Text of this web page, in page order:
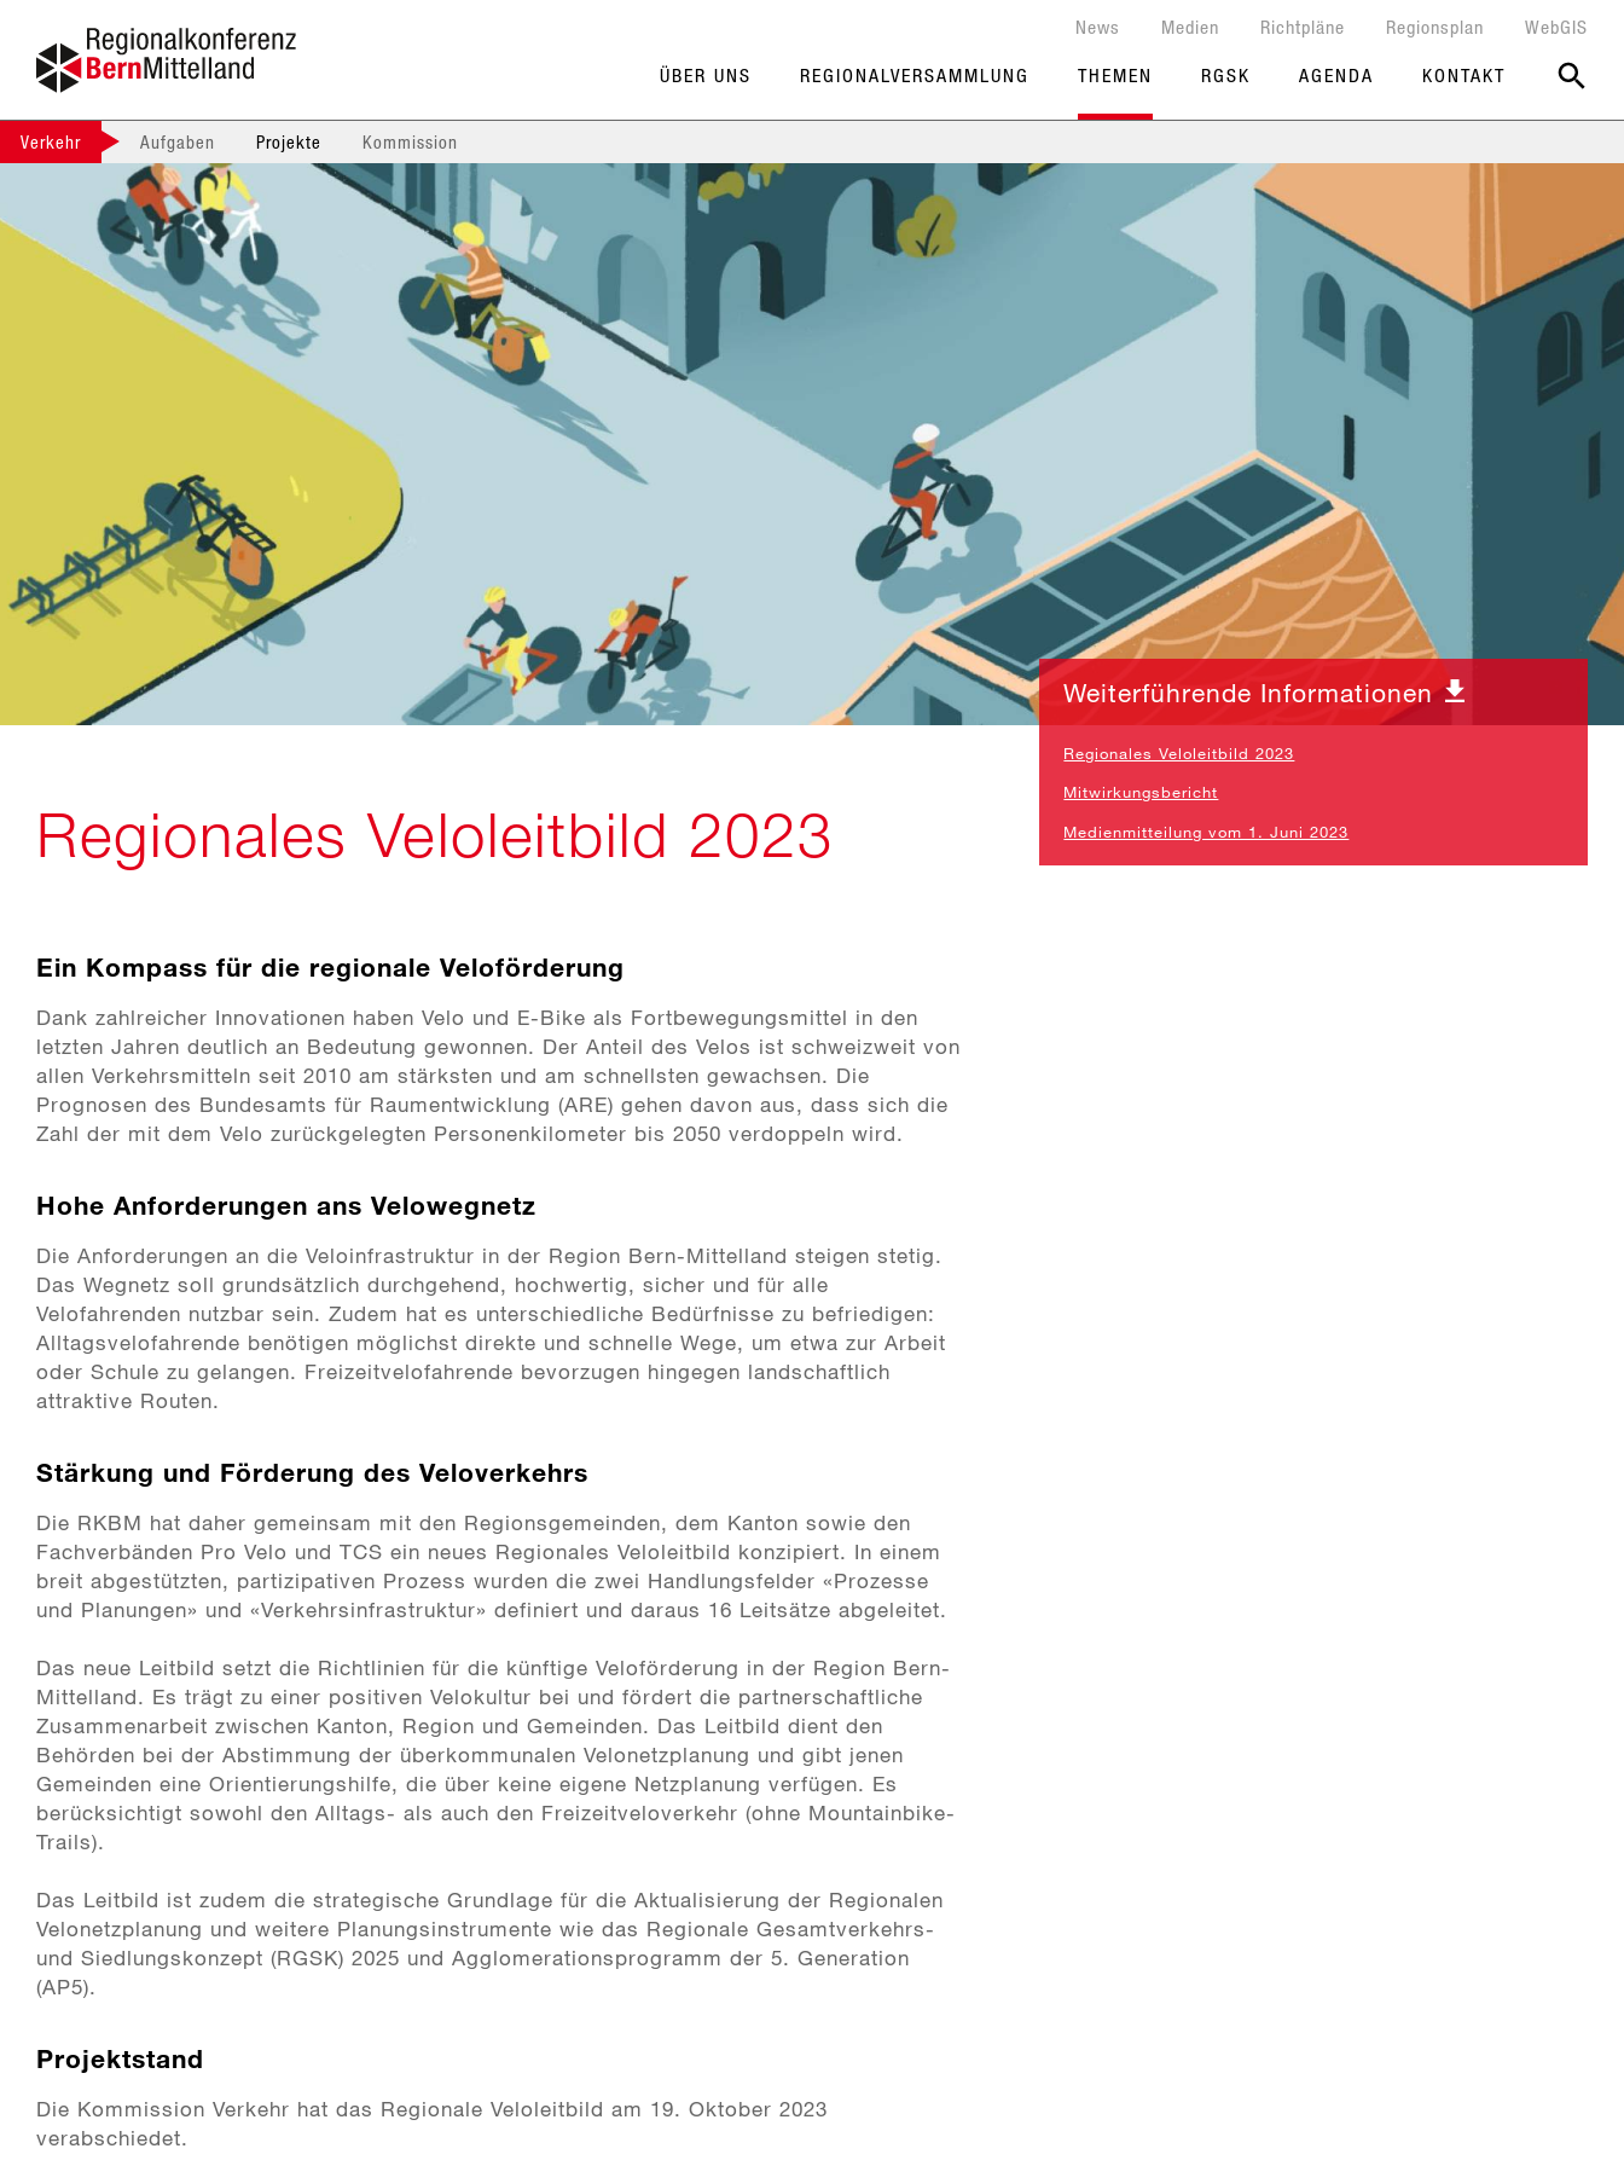
News Medien Richtpläne Regionsplan WebGIS
ÜBER UNS REGIONALVERSAMMLUNG THEMEN RGSK AGENDA KONTAKT
Verkehr Aufgaben Projekte Kommission
Regionales Veloleitbild 2023
Ein Kompass für die regionale Veloförderung
Dank zahlreicher Innovationen haben Velo und E-Bike als Fortbewegungsmittel in den
letzten Jahren deutlich an Bedeutung gewonnen. Der Anteil des Velos ist schweizweit von
allen Verkehrsmitteln seit 2010 am stärksten und am schnellsten gewachsen. Die
Prognosen des Bundesamts für Raumentwicklung (ARE) gehen davon aus, dass sich die
Zahl der mit dem Velo zurückgelegten Personenkilometer bis 2050 verdoppeln wird.
Hohe Anforderungen ans Velowegnetz
Die Anforderungen an die Veloinfrastruktur in der Region Bern-Mittelland steigen stetig.
Das Wegnetz soll grundsätzlich durchgehend, hochwertig, sicher und für alle
Velofahrenden nutzbar sein. Zudem hat es unterschiedliche Bedürfnisse zu befriedigen:
Alltagsvelofahrende benötigen möglichst direkte und schnelle Wege, um etwa zur Arbeit
oder Schule zu gelangen. Freizeitvelofahrende bevorzugen hingegen landschaftlich
attraktive Routen.
Stärkung und Förderung des Veloverkehrs
Die RKBM hat daher gemeinsam mit den Regionsgemeinden, dem Kanton sowie den
Fachverbänden Pro Velo und TCS ein neues Regionales Veloleitbild konzipiert. In einem
breit abgestützten, partizipativen Prozess wurden die zwei Handlungsfelder «Prozesse
und Planungen» und «Verkehrsinfrastruktur» definiert und daraus 16 Leitsätze abgeleitet.
Das neue Leitbild setzt die Richtlinien für die künftige Veloförderung in der Region Bern-
Mittelland. Es trägt zu einer positiven Velokultur bei und fördert die partnerschaftliche
Zusammenarbeit zwischen Kanton, Region und Gemeinden. Das Leitbild dient den
Behörden bei der Abstimmung der überkommunalen Velonetzplanung und gibt jenen
Gemeinden eine Orientierungshilfe, die über keine eigene Netzplanung verfügen. Es
berücksichtigt sowohl den Alltags- als auch den Freizeitveloverkehr (ohne Mountainbike-
Trails).
Das Leitbild ist zudem die strategische Grundlage für die Aktualisierung der Regionalen
Velonetzplanung und weitere Planungsinstrumente wie das Regionale Gesamtverkehrs-
und Siedlungskonzept (RGSK) 2025 und Agglomerationsprogramm der 5. Generation
(AP5).
Projektstand
Die Kommission Verkehr hat das Regionale Veloleitbild am 19. Oktober 2023
verabschiedet.
Weiterführende Informationen
Regionales Veloleitbild 2023
Mitwirkungsbericht
Medienmitteilung vom 1. Juni 2023